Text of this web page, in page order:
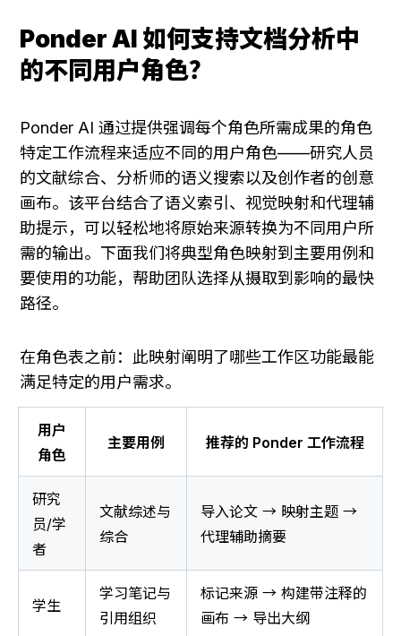
Ponder AI 如何支持文档分析中
的不同用户角色？
Ponder AI 通过提供强调每个角色所需成果的角色
特定工作流程来适应不同的用户角色——研究人员
的文献综合、分析师的语义搜索以及创作者的创意
画布。该平台结合了语义索引、视觉映射和代理辅
助提示，可以轻松地将原始来源转换为不同用户所
需的输出。下面我们将典型角色映射到主要用例和
要使用的功能，帮助团队选择从摄取到影响的最快
路径。
在角色表之前：此映射阐明了哪些工作区功能最能
满足特定的用户需求。
用户
角色
主要用例 推荐的 Ponder 工作流程
研究
员/学
者
文献综述与
综合
导入论文 → 映射主题 →
代理辅助摘要
学生
学习笔记与
引用组织
标记来源 → 构建带注释的
画布 → 导出大纲